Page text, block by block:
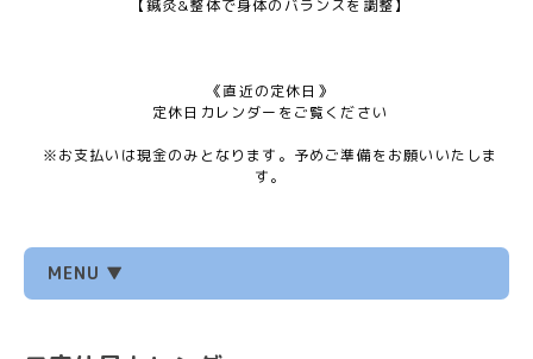
【鍼灸&整体で身体のバランスを調整】
《直近の定休日》
定休日カレンダーをご覧ください
※お支払いは現金のみとなります。予めご準備をお願いいたしま
す。
MENU ▼